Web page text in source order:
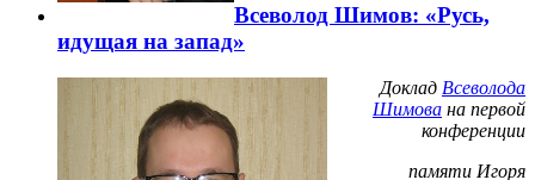
Всеволод Шимов: «Русь,
идущая на запад»
Доклад Всеволода
Шимова на первой
конференции
памяти Игоря